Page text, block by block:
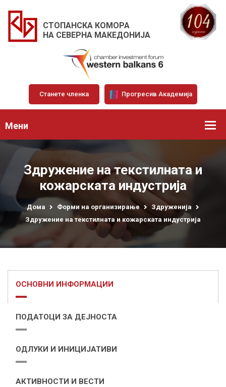
СТОПАНСКА КОМОРА
НА СЕВЕРНА МАКЕДОНИЈА
Станете членка Прогресив Академија
Мени
Здружение на текстилната и
кожарската индустрија
Дома Форми на организирање
Здруженија
Здружение на текстилната и кожарската индустрија
ОСНОВНИ ИНФОРМАЦИИ
ПОДАТОЦИ ЗА ДЕЈНОСТА
ОДЛУКИ И ИНИЦИЈАТИВИ
АКТИВНОСТИ И ВЕСТИ